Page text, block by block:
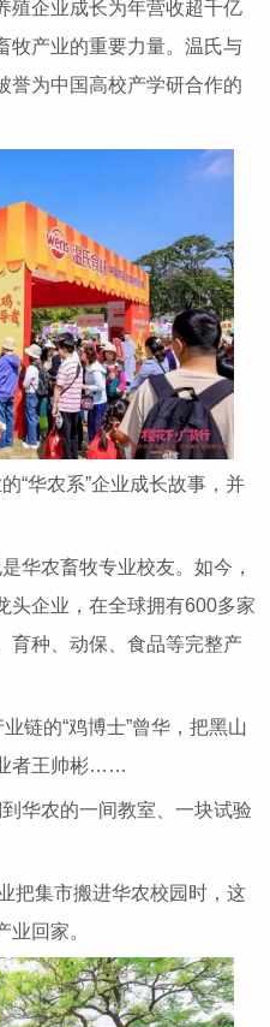
殖企业成长为年营收超千亿
牧产业的重要力量。温氏与
誉为中国高校产学研合作的
“华农系”企业成长故事，并
华农畜牧专业校友。如今，
头企业，在全球拥有600多家
育种、动保、食品等完整产
链的“鸡博士”曾华，把黑山
者王帅彬……
华农的一间教室、一块试验
把集市搬进华农校园时，这
回家。